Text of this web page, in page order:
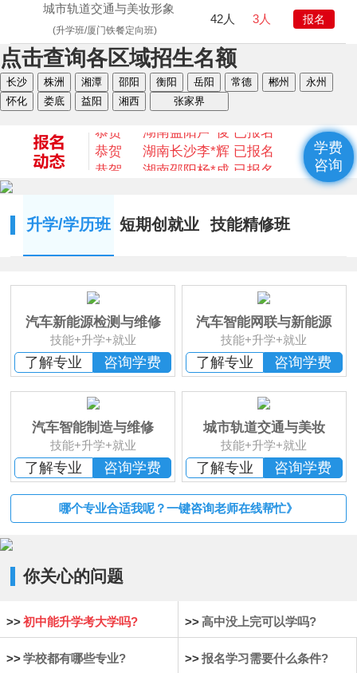
城市轨道交通与美妆形象
(升学班/厦门铁餐定向班)
42人 3人 报名
点击查询各区域招生名额
长沙 株洲 湘潭 邵阳 衡阳 岳阳 常德 郴州
永州
怀化
娄底 益阳 湘西 张家界
恭贺 湖南衡阳何* 已报名
恭贺
湖南益阳陈* 已报名
恭贺
湖南湘西何*凡 已报名
恭贺
湖南长沙李*辉 已报名
恭贺
湖南邵阳 杨*成 已报名
恭贺
湖南衡阳谢光平 已报名
恭贺
恭贺
何*凡 已报名
恭贺
湖南益阳卢*俊 已报名
恭贺
湖南长沙
李*辉 已报名
恭贺
湖南邵阳杨*成 已报名
恭贺
湖南郴州刘* 已报名
恭贺
湖南益阳苏*琮 已报名
恭贺
谢光平 已报名
恭贺
湖南怀化 段秋杰 已报名
升学/学历班 短期创就业
班
技能精修班
汽车新能源检测与维修
技能+升学+就业
了解专业 咨询学费
汽车智能网联与新能源
技能+升学+就业
了解专业 咨询学费
汽车智能制造与维修
技能+升学+就业
了解专业 咨询学费
城市轨道交通与美妆
技能+升学+就业
了解专业 咨询学费
哪个专业合适我呢？一键咨询老师在线帮忙》
你关心的问题
>> 初中能升学考大学吗? >> 高中没上完可以学吗?
>> 学校都有哪些专业? >> 报名学习需要什么条件?
学费
咨询